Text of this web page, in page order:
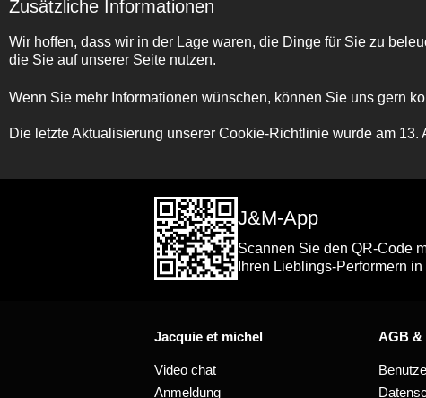
Zusätzliche Informationen
Wir hoffen, dass wir in der Lage waren, die Dinge für Sie zu
die Sie auf unserer Seite nutzen.
Wenn Sie mehr Informationen wünschen, können Sie uns gern
Die letzte Aktualisierung unserer Cookie-Richtlinie wurde am
J&M-App
Scannen Sie den QR-Code
Ihren Lieblings-Performern
Jacquie et michel
Video chat
Anmeldung
AGB &